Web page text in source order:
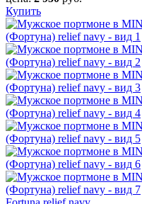
Купить